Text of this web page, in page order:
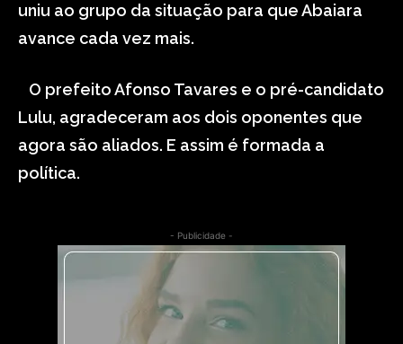
uniu ao grupo da situação para que Abaiara
avance cada vez mais.
O prefeito Afonso Tavares e o pré-candidato
Lulu, agradeceram aos dois oponentes que
agora são aliados. E assim é formada a
política.
- Publicidade -